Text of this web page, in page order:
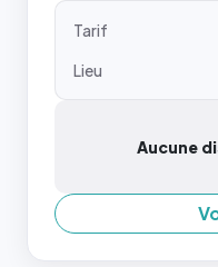
Tarif
Lieu
Aucune